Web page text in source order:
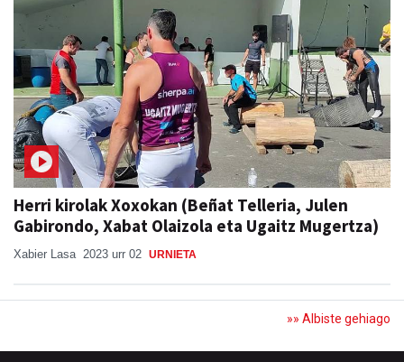
Herri kirolak Xoxokan (Beñat Telleria, Julen
Gabirondo, Xabat Olaizola eta Ugaitz Mugertza)
Xabier Lasa 2023 urr 02 URNIETA
»» Albiste gehiago